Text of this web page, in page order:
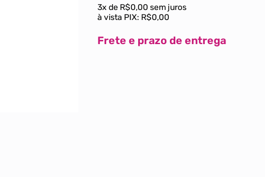
3x de R$0,00 sem juros
à vista PIX: R$0,00
Frete e prazo de entrega